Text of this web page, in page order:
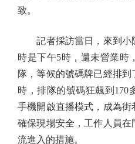
致。
記者採訪當日，來到小
時是下午5時，還未營業時
隊，等候的號碼牌已經排
時，排隊的號碼狂飆到170
手機開啟直播模式，成為
確保現場安全，工作人員
流進入的措施。